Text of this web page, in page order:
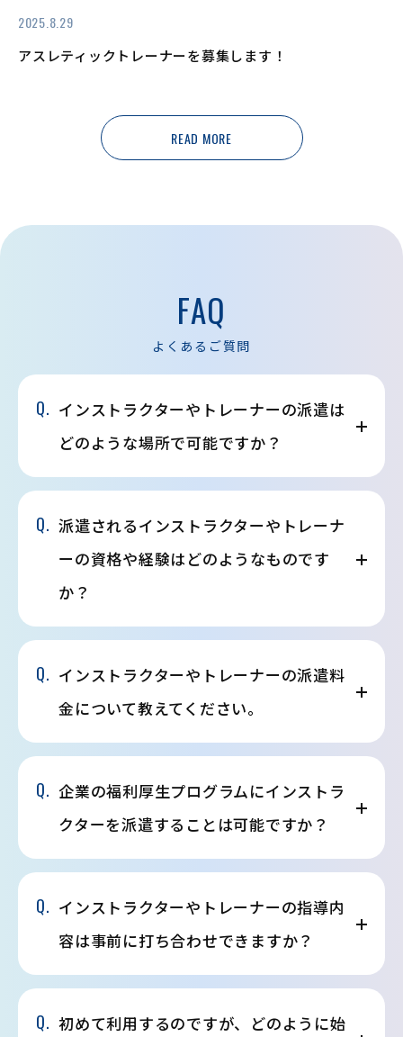
2025.8.29
アスレティックトレーナーを募集します！
READ MORE
FAQ
よくあるご質問
Q. インストラクターやトレーナーの派遣は
どのような場所で可能ですか？
Q. 派遣されるインストラクターやトレーナ
ーの資格や経験はどのようなものです
か？
Q. インストラクターやトレーナーの派遣料
金について教えてください。
Q. 企業の福利厚生プログラムにインストラ
クターを派遣することは可能ですか？
Q. インストラクターやトレーナーの指導内
容は事前に打ち合わせできますか？
Q. 初めて利用するのですが、どのように始